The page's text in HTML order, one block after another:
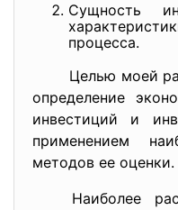
Сущность
процесса.
Целью моей
определение
инвестиций и
применением
методов ее оценки.
Наиболее